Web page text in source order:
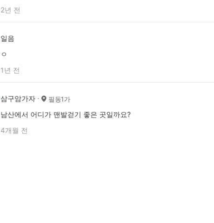
2년 전
일음
ㅇ
1년 전
삼구암가자 필동1가
남산에서 어디가 맨발걷기 좋은 곳일까요?
4개월 전